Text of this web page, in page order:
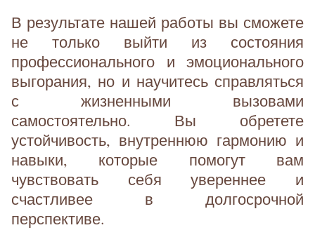
В результате нашей работы вы сможете
не только выйти из состояния
профессионального и эмоционального
выгорания, но и научитесь справляться
с жизненными вызовами
самостоятельно. Вы обретете
устойчивость, внутреннюю гармонию и
навыки, которые помогут вам
чувствовать себя увереннее и
счастливее в долгосрочной
перспективе.